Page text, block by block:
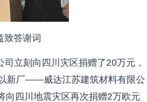
致答谢词
立刻向四川灾区捐赠了20万元，
新厂——威达江苏建筑材料有限公
向四川地震灾区再次捐赠2万欧元